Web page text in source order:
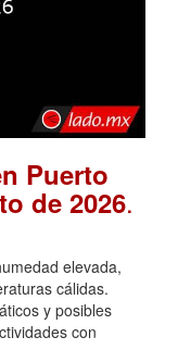
Puerto
de 2026.
elevada,
cálidas.
y posibles
con